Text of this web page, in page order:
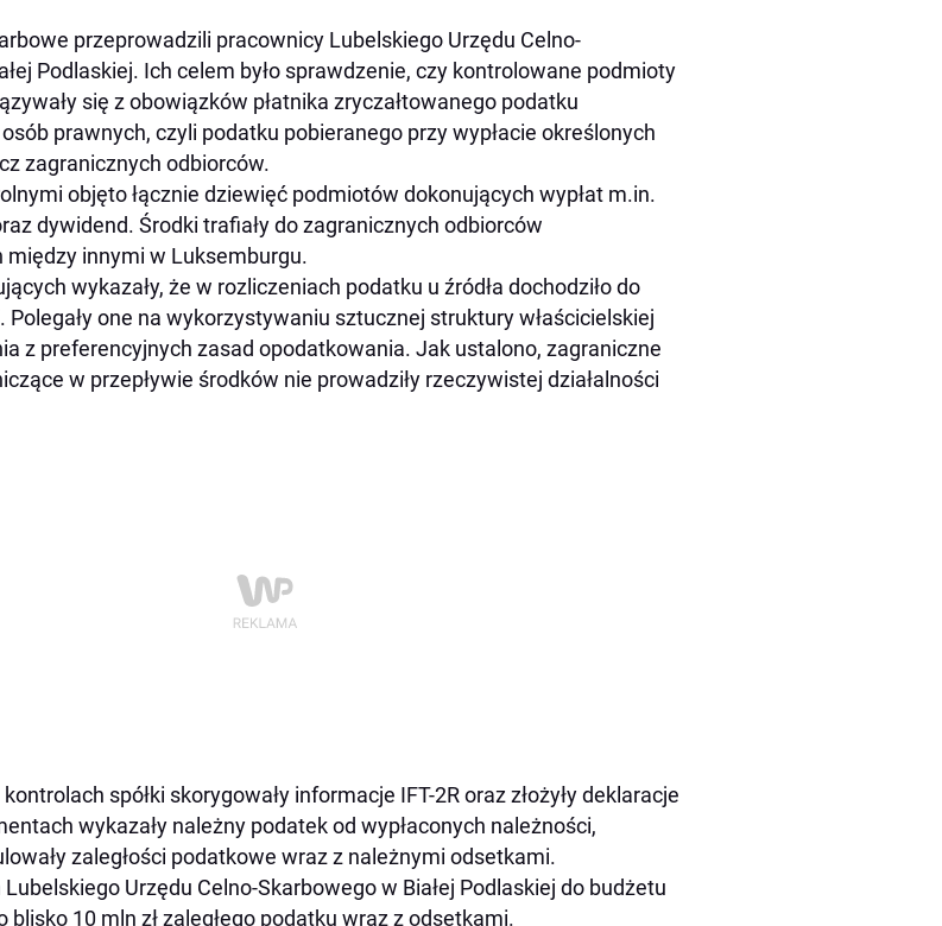
przeprowadzili pracownicy Lubelskiego Urzędu Celno-
Podlaskiej. Ich celem było sprawdzenie, czy kontrolowane podmioty
się z obowiązków płatnika zryczałtowanego podatku
prawnych, czyli podatku pobieranego przy wypłacie określonych
zagranicznych odbiorców.
objęto łącznie dziewięć podmiotów dokonujących wypłat m.in.
dywidend. Środki trafiały do zagranicznych odbiorców
innymi w Luksemburgu.
wykazały, że w rozliczeniach podatku u źródła dochodziło do
Polegały one na wykorzystywaniu sztucznej struktury właścicielskiej
z preferencyjnych zasad opodatkowania. Jak ustalono, zagraniczne
w przepływie środków nie prowadziły rzeczywistej działalności
spółki skorygowały informacje IFT-2R oraz złożyły deklaracje
wykazały należny podatek od wypłaconych należności,
zaległości podatkowe wraz z należnymi odsetkami.
Lubelskiego Urzędu Celno-Skarbowego w Białej Podlaskiej do budżetu
blisko 10 mln zł zaległego podatku wraz z odsetkami.